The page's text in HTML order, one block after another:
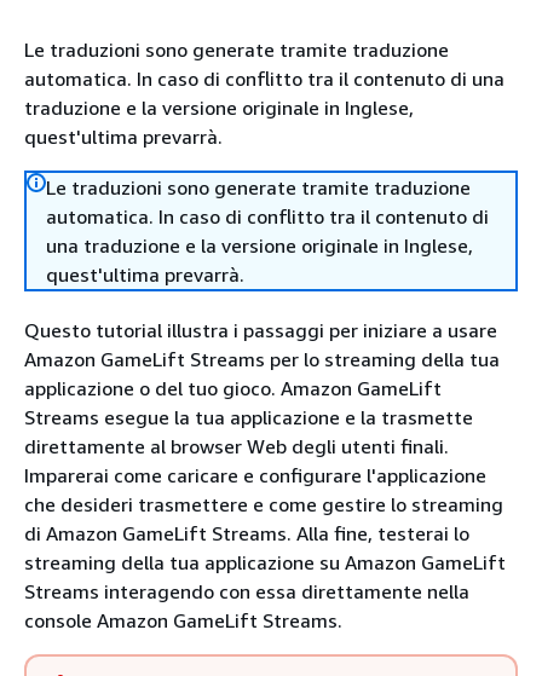
Le traduzioni sono generate tramite traduzione
automatica. In caso di conflitto tra il contenuto di una
traduzione e la versione originale in Inglese,
quest'ultima prevarrà.
Le traduzioni sono generate tramite traduzione
automatica. In caso di conflitto tra il contenuto di
una traduzione e la versione originale in Inglese,
quest'ultima prevarrà.
Questo tutorial illustra i passaggi per iniziare a usare
Amazon GameLift Streams per lo streaming della tua
applicazione o del tuo gioco. Amazon GameLift
Streams esegue la tua applicazione e la trasmette
direttamente al browser Web degli utenti finali.
Imparerai come caricare e configurare l'applicazione
che desideri trasmettere e come gestire lo streaming
di Amazon GameLift Streams. Alla fine, testerai lo
streaming della tua applicazione su Amazon GameLift
Streams interagendo con essa direttamente nella
console Amazon GameLift Streams.